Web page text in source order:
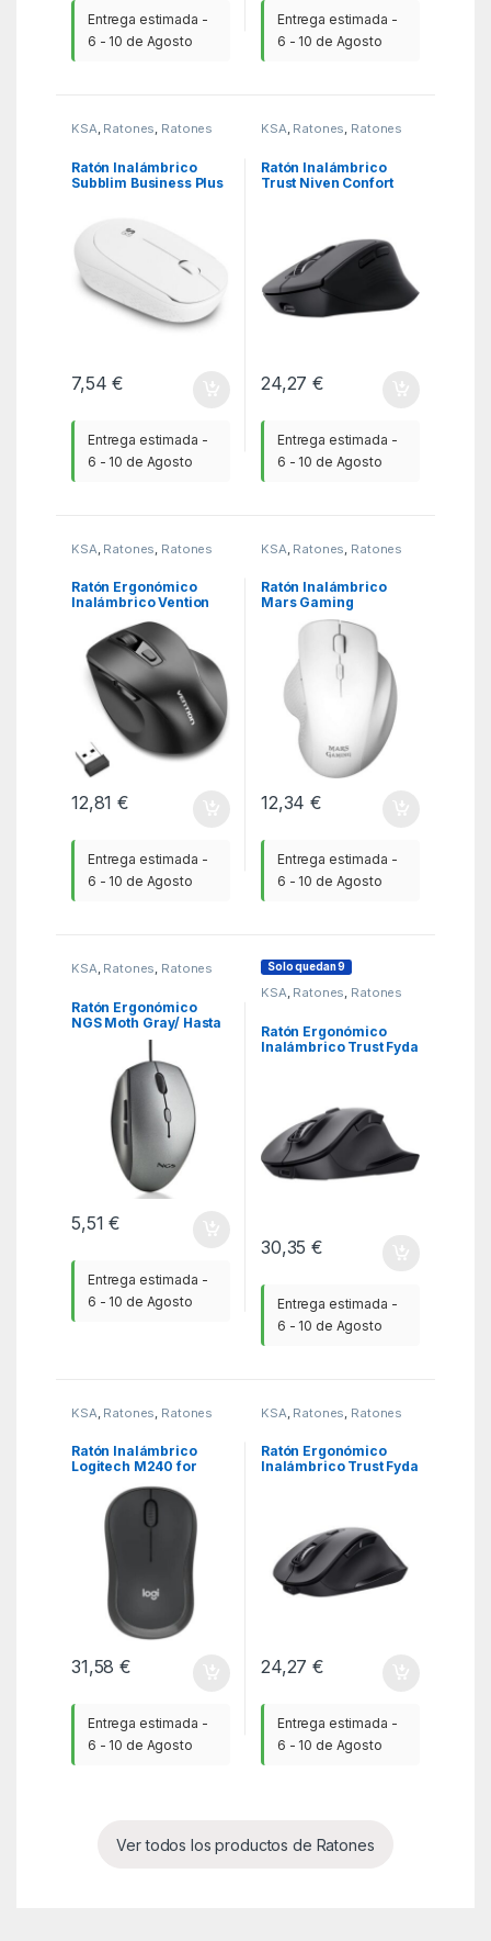
Entrega estimada -
6 - 10 de Agosto
Entrega estimada -
6 - 10 de Agosto
KSA, Ratones, Ratones
Ratón Inalámbrico
Subblim Business Plus
7,54€
Entrega estimada -
6 - 10 de Agosto
KSA, Ratones, Ratones
Ratón Inalámbrico
Trust Niven Confort
24,27€
Entrega estimada -
6 - 10 de Agosto
KSA Ratones Ratones
Ratón Ergonómico
Inalámbrico Vention
KTMB0/ Hasta 4000
12,81€
Entrega estimada -
6 - 10 de Agosto
KSA Ratones Ratones
Ratón Inalámbrico
Mars Gaming
MMWERGO/ Hasta
3200 DPI/ Blanco
12,34€
Entrega estimada -
6 - 10 de Agosto
KSA, Ratones, Ratones
Ratón Ergonómico
NGS Moth Gray/ Hasta
1600 DPI/ Gris
5,51€
Entrega estimada -
6 - 10 de Agosto
Solo quedan 9
KSA, Ratones, Ratones
Ratón Ergonómico
Inalámbrico Trust Fyda
30,35€
Entrega estimada -
6 - 10 de Agosto
KSA Ratones Ratones
Ratón Inalámbrico
Logitech M240 for
31,58€
Entrega estimada -
6 - 10 de Agosto
KSA Ratones Ratones
Ratón Ergonómico
Inalámbrico Trust Fyda
24,27€
Entrega estimada -
6 - 10 de Agosto
Ver todos los productos de Ratones